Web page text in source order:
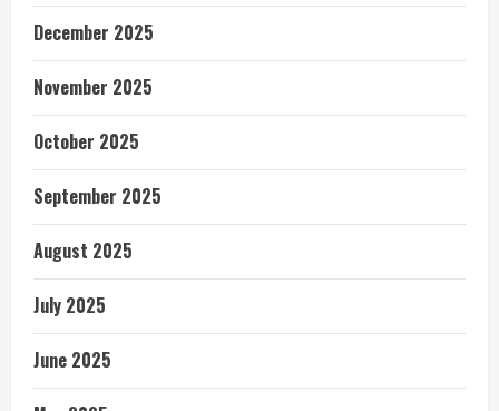
December 2025
November 2025
October 2025
September 2025
August 2025
July 2025
June 2025